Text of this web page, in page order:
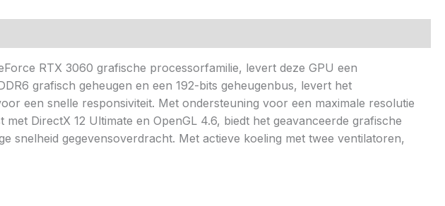
RTX 3060 grafische processorfamilie, levert deze GPU een
grafisch geheugen en een 192-bits geheugenbus, levert het
een snelle responsiviteit. Met ondersteuning voor een maximale resolutie
DirectX 12 Ultimate en OpenGL 4.6, biedt het geavanceerde grafische
snelheid gegevensoverdracht. Met actieve koeling met twee ventilatoren,